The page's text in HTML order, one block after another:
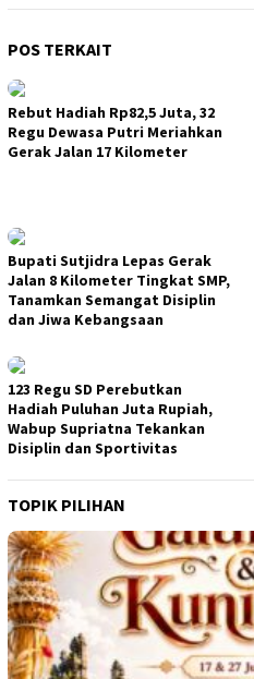
POS TERKAIT
Rebut Hadiah Rp82,5 Juta, 32
Regu Dewasa Putri Meriahkan
Gerak Jalan 17 Kilometer
Bupati Sutjidra Lepas Gerak
Jalan 8 Kilometer Tingkat SMP,
Tanamkan Semangat Disiplin
dan Jiwa Kebangsaan
123 Regu SD Perebutkan
Hadiah Puluhan Juta Rupiah,
Wabup Supriatna Tekankan
Disiplin dan Sportivitas
TOPIK PILIHAN